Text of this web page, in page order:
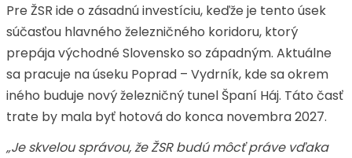
Pre ŽSR ide o zásadnú investíciu, keďže je tento úsek
súčasťou hlavného železničného koridoru, ktorý
prepája východné Slovensko so západným. Aktuálne
sa pracuje na úseku Poprad – Vydrník, kde sa okrem
iného buduje nový železničný tunel Španí Háj. Táto časť
trate by mala byť hotová do konca novembra 2027.
„Je skvelou správou, že ŽSR budú môcť práve vďaka